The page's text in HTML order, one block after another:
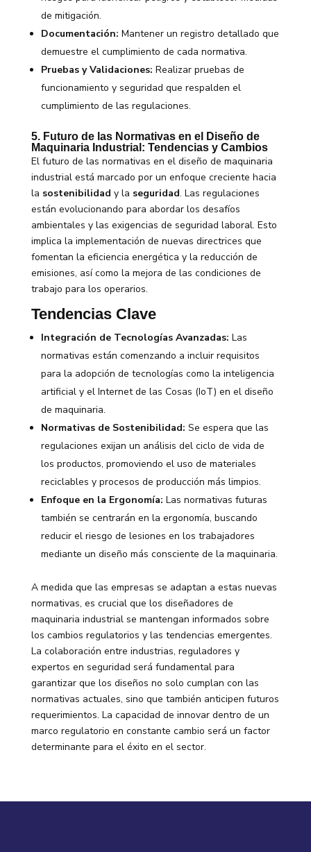
de mitigación.
Documentación: Mantener un registro detallado que
demuestre el cumplimiento de cada normativa.
Pruebas y Validaciones: Realizar pruebas de
funcionamiento y seguridad que respalden el
cumplimiento de las regulaciones.
5. Futuro de las Normativas en el Diseño de
Maquinaria Industrial: Tendencias y Cambios
El futuro de las normativas en el diseño de maquinaria
industrial está marcado por un enfoque creciente hacia
la sostenibilidad y la seguridad. Las regulaciones
están evolucionando para abordar los desafíos
ambientales y las exigencias de seguridad laboral. Esto
implica la implementación de nuevas directrices que
fomentan la eficiencia energética y la reducción de
emisiones, así como la mejora de las condiciones de
trabajo para los operarios.
Tendencias Clave
Integración de Tecnologías Avanzadas: Las
normativas están comenzando a incluir requisitos
para la adopción de tecnologías como la inteligencia
artificial y el Internet de las Cosas (IoT) en el diseño
de maquinaria.
Normativas de Sostenibilidad: Se espera que las
regulaciones exijan un análisis del ciclo de vida de
los productos, promoviendo el uso de materiales
reciclables y procesos de producción más limpios.
Enfoque en la Ergonomía: Las normativas futuras
también se centrarán en la ergonomía, buscando
reducir el riesgo de lesiones en los trabajadores
mediante un diseño más consciente de la maquinaria.
A medida que las empresas se adaptan a estas nuevas
normativas, es crucial que los diseñadores de
maquinaria industrial se mantengan informados sobre
los cambios regulatorios y las tendencias emergentes.
La colaboración entre industrias, reguladores y
expertos en seguridad será fundamental para
garantizar que los diseños no solo cumplan con las
normativas actuales, sino que también anticipen futuros
requerimientos. La capacidad de innovar dentro de un
marco regulatorio en constante cambio será un factor
determinante para el éxito en el sector.